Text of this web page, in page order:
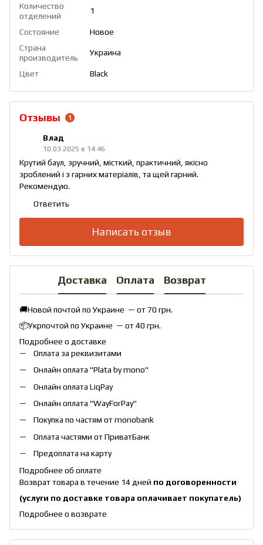
Количество
отделений
1
Состояние
Новое
Страна
производитель
Украина
Цвет Black
Отзывы 1
Влад
10.03.2025 в 14:46
Крутий баул, зручний, місткий, практичний, якісно
зроблений і з гарних матеріалів, та щей гарний.
Рекомендую.
Ответить
Написать отзыв
Доставка Оплата Возврат
🚚Новой почтой по Украине — от 70 грн.
📦Укрпочтой по Украине — от 40 грн.
Подробнее о доставке
Оплата за реквизитами
Онлайн оплата "Plata by mono"
Онлайн оплата LiqPay
Онлайн оплата "WayForPay"
Покупка по частям от monobank
Оплата частями от ПриватБанк
Предоплата на карту
Подробнее об оплате
Возврат товара в течение 14 дней по договоренности
(услуги по доставке товара оплачивает покупатель)
Подробнее о возврате